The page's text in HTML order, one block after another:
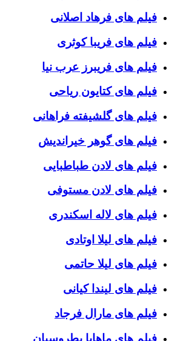
فیلم های فرهاد اصلانی
فیلم های فریبا کوثری
فیلم های فریبرز عرب نیا
فیلم های کتایون ریاحی
فیلم های گلشیفته فراهانی
فیلم های گوهر خیراندیش
فیلم های لادن طباطبایی
فیلم های لادن مستوفی
فیلم های لاله اسکندری
فیلم های لیلا اوتادی
فیلم های لیلا حاتمی
فیلم های لیندا کیانی
فیلم های مارال فرجاد
فیلم های ماهایا پطروسیان